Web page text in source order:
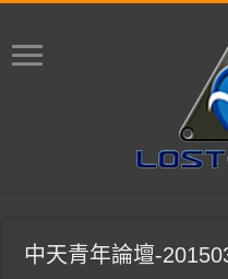
中天青年論壇-